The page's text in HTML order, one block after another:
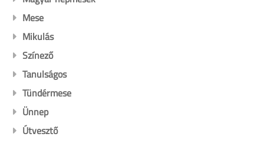
Mese
Mikulás
Színező
Tanulságos
Tündérmese
Ünnep
Útvesztő